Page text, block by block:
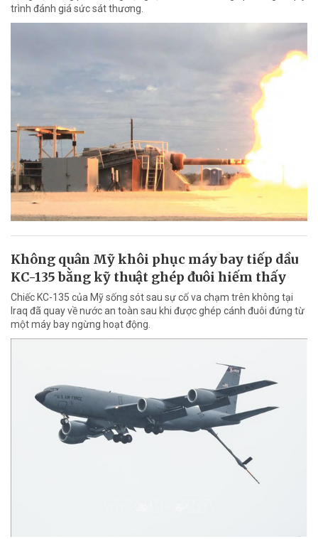
trình đánh giá sức sát thương.
Không quân Mỹ khôi phục máy bay tiếp dầu
KC-135 bằng kỹ thuật ghép đuôi hiếm thấy
Chiếc KC-135 của Mỹ sống sót sau sự cố va chạm trên không tại
Iraq đã quay về nước an toàn sau khi được ghép cánh đuôi đứng từ
một máy bay ngừng hoạt động.